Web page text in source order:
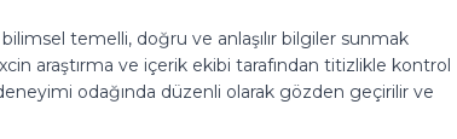
temelli, doğru ve anlaşılır bilgiler sunmak
araştırma ve içerik ekibi tarafından titizlikle kontrol
odağında düzenli olarak gözden geçirilir ve